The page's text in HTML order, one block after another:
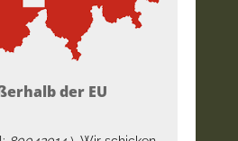
der EU